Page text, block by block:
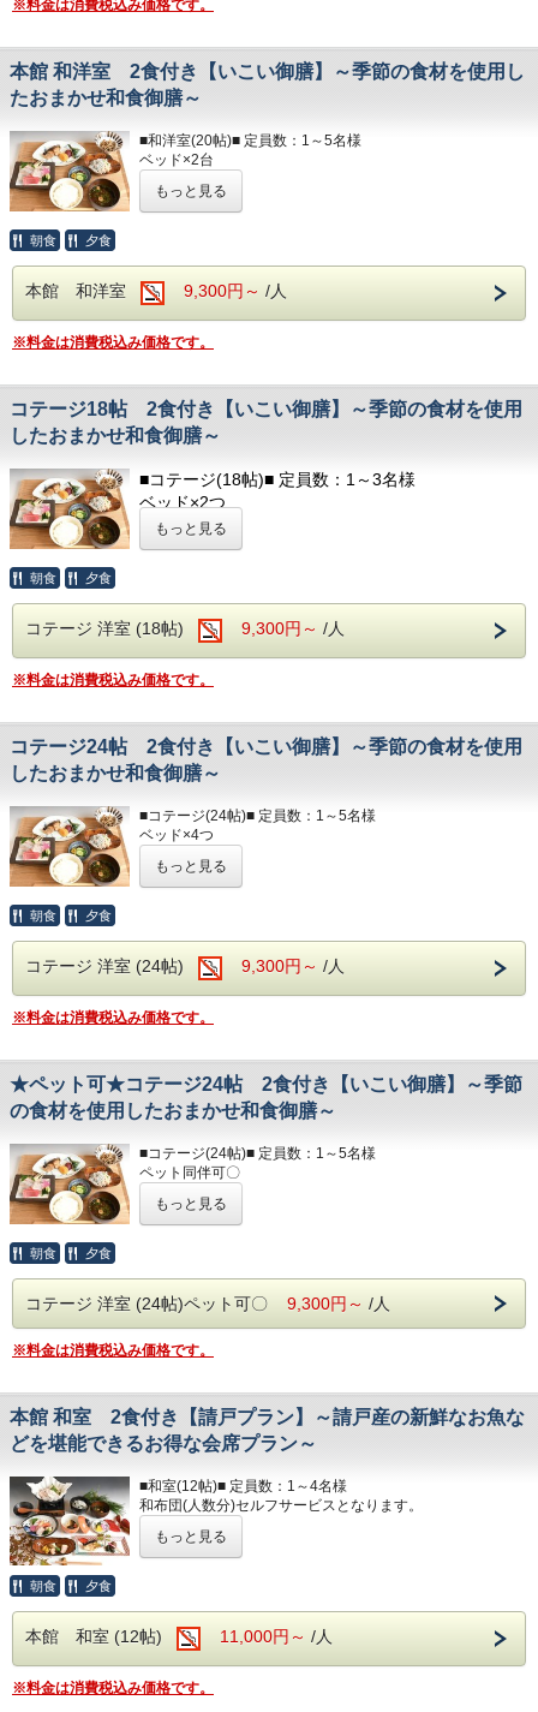
☆☆お食事☆☆
◆食物アレルギーがございましたらお知らせくださ
い◆
朝食開始時間は、
朝7：00～・7：30～・8：00～
ご希望のお時間をご記入ください。
以下のアメニティは、
必要なものをお持ちください。
部屋着(セパレートタイプ)
歯ブラシ
T字カミソリ
ヘアーブラシ
お茶
夕食開始時間は、
夜17：30～・18：00～・18：30～
ご希望のお時間をご記入ください。
ご希望のお時間をご記入ください。
※料金は消費税込み価格です。
本館 和洋室 2食付き【いこい御膳】～季節の食材を使用し
たおまかせ和食御膳～
■和洋室(20帖)■ 定員数：1～5名様
ベッド×2台
バリアフリー / お風呂
洋式トイレ（温水洗浄便座付） / 洗面所
フェイスタオル / バスタオル
ボディソープ / シャンプー
しております。
必要なものをお持ちください。
部屋着(セパレートタイプ)
歯ブラシ
T字カミソリ
ヘアーブラシ
お茶
コテージ棟付近に、無料の縦型ランドリーがございます。
☆☆お食事☆☆
◆食物アレルギーがございましたらお知らせください◆
ご希望のお時間をご記入ください。
朝食開始時間は、
ご希望のお時間をご記入ください。
もっと見る
朝食 夕食
本館 和洋室 9,300円～ /人
※料金は消費税込み価格です。
コテージ18帖 2食付き【いこい御膳】～季節の食材を使用
したおまかせ和食御膳～
■コテージ(18帖)■ 定員数：1～3名様
ベッド×2つ
ソファベッド×1つ
キッチン / 調理器具 / 食器 / 冷蔵庫 / 電子レンジ
ヘアドライヤー / 電気ポッド / 冷暖房完備
■アメニティ■
フェイスタオル / バスタオル
以下のアメニティは、
フロント向かいのアメニティバイキングコーナーに
必要なものをお持ちください。
部屋着(セパレートタイプ)
歯ブラシ
お茶
■ランドリー■
コテージ棟付近に、無料の縦型ランドリーがござい
☆☆お食事☆☆
◆食物アレルギーがございましたらお知らせくださ
い◆
夕食開始時間は、
夜17：30～・18：00～・18：30～
ご希望のお時間をご記入ください。
朝7：00～・7：30～・8：00～
ご希望のお時間をご記入ください。
もっと見る
朝食 夕食
コテージ 洋室 (18帖) 9,300円～ /人
※料金は消費税込み価格です。
コテージ24帖 2食付き【いこい御膳】～季節の食材を使用
したおまかせ和食御膳～
■コテージ(24帖)■ 定員数：1～5名様
ベッド×4つ
キッチン / 調理器具 / 食器 / 冷蔵庫 / 電子レンジ
テレビ / 洗面所 / お風呂 / 洋式トイレ（温水洗浄便座付）
フェイスタオル / バスタオル
以下のアメニティは、
必要なものをお持ちください。
部屋着(セパレートタイプ)
T字カミソリ
ヘアーブラシ
お茶
☆☆お食事☆☆
◆食物アレルギーがございましたらお知らせください◆
夕食開始時間は、
ご希望のお時間をご記入ください。
朝食開始時間は、
朝7：00～・7：30～・8：00～
もっと見る
朝食 夕食
コテージ 洋室 (24帖) 9,300円～ /人
※料金は消費税込み価格です。
★ペット可★コテージ24帖 2食付き【いこい御膳】～季節
の食材を使用したおまかせ和食御膳～
■コテージ(24帖)■ 定員数：1～5名様
ペット同伴可〇
地にて別途頂戴
いたします。ご宿泊は、わんちゃん・ねこちゃんに限りま
ていただきますよう
お願いいたします。
キッチン / 調理器具 / 食器 / 冷蔵庫 / 電子レンジ
テレビ / 洗面所 / お風呂 / 洋式トイレ（温水洗浄便座付）
ヘアドライヤー / 電気ポッド / 冷暖房完備
■アメニティ■
フェイスタオル / バスタオル
ボディソープ / シャンプー
以下のアメニティは、
必要なものをお持ちください。
部屋着(セパレートタイプ)
T字カミソリ
もっと見る
朝食 夕食
コテージ 洋室 (24帖)ペット可〇 9,300円～ /人
※料金は消費税込み価格です。
本館 和室 2食付き【請戸プラン】～請戸産の新鮮なお魚な
どを堪能できるお得な会席プラン～
■和室(12帖)■ 定員数：1～4名様
和布団(人数分)セルフサービスとなります。
洋式トイレ（温水洗浄便座付） / 洗面所
冷蔵庫 / テレビ
■アメニティ■
以下のアメニティは、
もっと見る
朝食 夕食
本館 和室 (12帖) 11,000円～ /人
※料金は消費税込み価格です。